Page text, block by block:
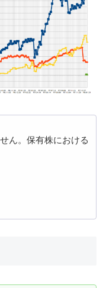
ん。保有株における